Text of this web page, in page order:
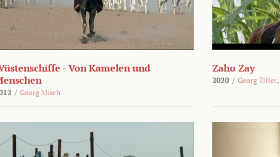
- Von Kamelen und
/ Georg Misch
Zaho Zay
2020 / Georg Tiller,